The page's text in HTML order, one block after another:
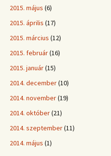
2015. május (6)
2015. április (17)
2015. március (12)
2015. február(16)
2015. január(15)
2014. december(10)
2014. november(19)
2014. október(21)
2014. szeptember(11)
2014. május (1)